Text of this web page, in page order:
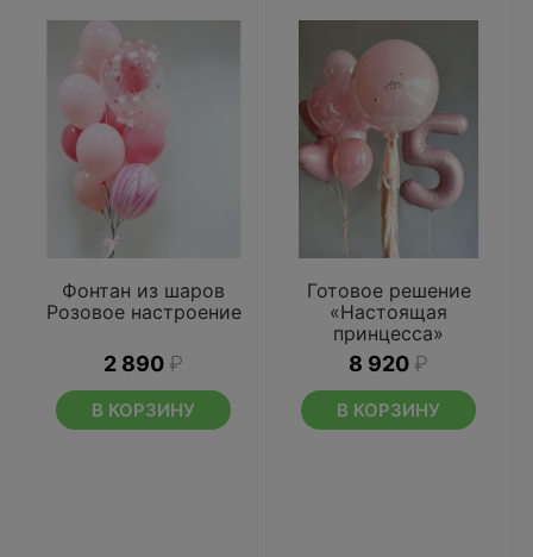
Фонтан из шаров
Розовое настроение
2 890 ₽
В КОРЗИНУ
Готовое решение
«Настоящая
принцесса»
8 920 ₽
В КОРЗИНУ